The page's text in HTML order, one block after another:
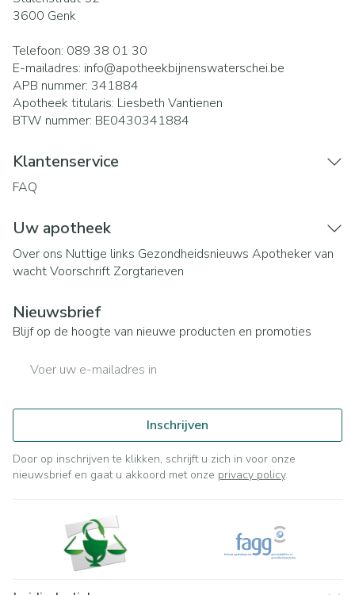
3600 Genk
Telefoon: 089 38 01 30
E-mailadres: info@apotheekbijnenswaterschei.be
APB nummer: 341884
Apotheek titularis: Liesbeth Vantienen
BTW nummer: BE0430341884
Klantenservice
FAQ
Uw apotheek
Over ons Nuttige links Gezondheidsnieuws Apotheker van
wachtVoorschrift Zorgtarieven
Nieuwsbrief
Blijf op de hoogte van nieuwe producten en promoties
Inschrijven
Door op inschrijven te klikken, schrijft u zich in voor onze
nieuwsbrief en gaat u akkoord met onze privacy policy.